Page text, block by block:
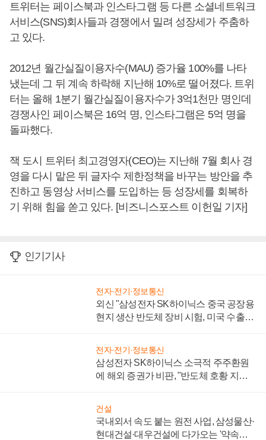
트위터는 페이스북과 인스타그램 등 다른 소셜네트워크
서비스(SNS)회사들과 경쟁에서 밀려 성장세가 주춤하
고 있다.
2012년 월간실질이용자수(MAU) 증가율 100%를 나타
냈는데 그 뒤 계속 하락해 지난해 10%로 떨어졌다. 트위
터는 올해 1분기 월간실질이용자수가 3억1천만 명인데
경쟁사인 페이스북은 16억 명, 인스타그램은 5억 명을
돌파했다.
잭 도시 트위터 최고경영자(CEO)는 지난해 7월 회사 경
영을 다시 맡은 뒤 글자수 제한정책을 바꾸는 방안을 추
진하고 동영상 서비스를 도입하는 등 성장세를 회복하
기 위해 힘을 쏟고 있다. [비즈니스포스트 이헌일 기자]
인기기사
전자·전기·정보통신
외신 "삼성전자 SK하이닉스 중국 공장용
현지 생산 반도체 장비 시험, 미국 수출통
전자·전기·정보통신
삼성전자 SK하이닉스 소극적 주주환원
에 해외 증권가 비판, "반도체 호황 지속
건설
국내외서 속도 붙는 원전 사업, 삼성물산·
현대건설·대우건설에 다가오는 '약속의